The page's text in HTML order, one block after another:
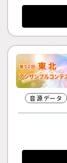
音源データ